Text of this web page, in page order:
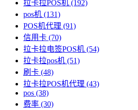
拉卡拉POS机 (192)
pos机 (131)
POS机代理 (91)
信用卡 (70)
拉卡拉电签POS机 (54)
拉卡拉pos机 (51)
刷卡 (48)
拉卡拉POS机代理 (43)
pos (38)
费率 (30)